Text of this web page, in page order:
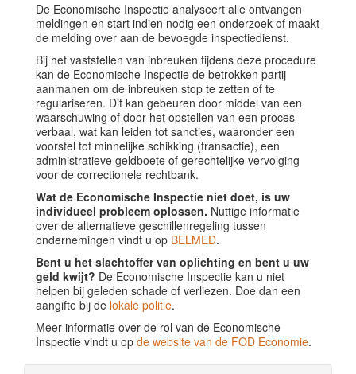
De Economische Inspectie analyseert alle ontvangen
meldingen en start indien nodig een onderzoek of maakt
de melding over aan de bevoegde inspectiedienst.
Bij het vaststellen van inbreuken tijdens deze procedure
kan de Economische Inspectie de betrokken partij
aanmanen om de inbreuken stop te zetten of te
regulariseren. Dit kan gebeuren door middel van een
waarschuwing of door het opstellen van een proces-
verbaal, wat kan leiden tot sancties, waaronder een
voorstel tot minnelijke schikking (transactie), een
administratieve geldboete of gerechtelijke vervolging
voor de correctionele rechtbank.
Wat de Economische Inspectie niet doet, is uw
individueel probleem oplossen. Nuttige informatie
over de alternatieve geschillenregeling tussen
ondernemingen vindt u op BELMED.
Bent u het slachtoffer van oplichting en bent u uw
geld kwijt? De Economische Inspectie kan u niet
helpen bij geleden schade of verliezen. Doe dan een
aangifte bij de lokale politie.
Meer informatie over de rol van de Economische
Inspectie vindt u op de website van de FOD Economie.